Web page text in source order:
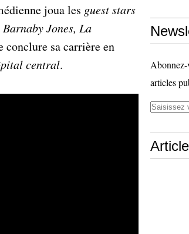
joua les guest stars
Barnaby Jones, La
sa carrière en
central.
Abonnez-
articles